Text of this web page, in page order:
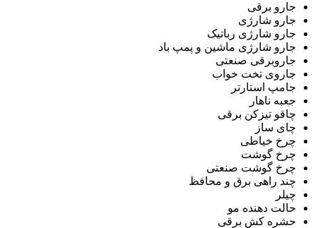
جارو برقی
جارو شارژی
جارو شارژی رباتیک
جارو شارژی ماشین و پمپ باد
جاروبرقی صنعتی
جاروی تخت خواب
جامپ استارتر
جعبه ناهار
چاقو تیزکن برقی
چای ساز
چرخ خیاطی
چرخ گوشت
چرخ گوشت صنعتی
چند راهی برق و محافظ
چیلر
حالت دهنده مو
حشره کش برقی